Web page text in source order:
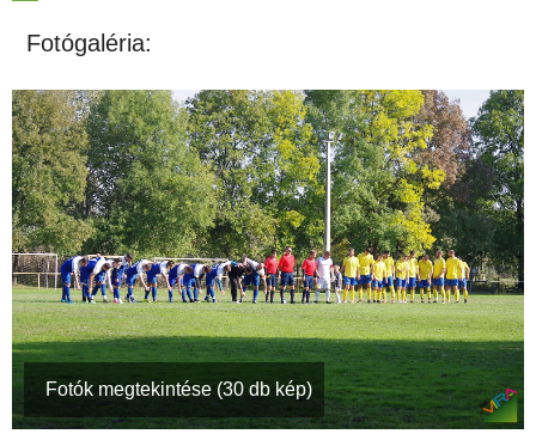
Fotógaléria:
Fotók megtekintése (30 db kép)